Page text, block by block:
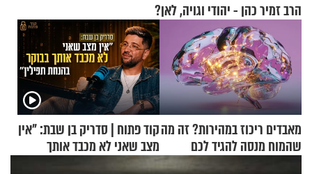
הרב זמיר כהן - יהודי וגויה, לאן?
מאבדים ריכוז במהירות? זה מה
שהמוח מנסה להגיד לכם
קוד פתוח | סדריק בן שבת: "אין
מצב שאני לא מכבד אותך
בבוקר בהנחת תפילין"